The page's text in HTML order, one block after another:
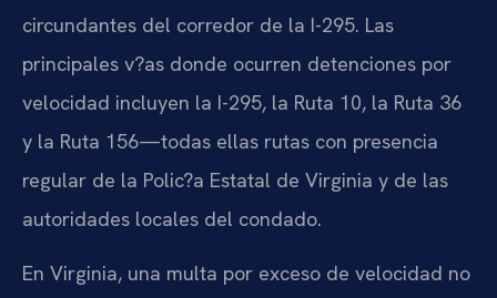
circundantes del corredor de la I-295. Las
principales v?as donde ocurren detenciones por
velocidad incluyen la I-295, la Ruta 10, la Ruta 36
y la Ruta 156—todas ellas rutas con presencia
regular de la Polic?a Estatal de Virginia y de las
autoridades locales del condado.
En Virginia, una multa por exceso de velocidad no